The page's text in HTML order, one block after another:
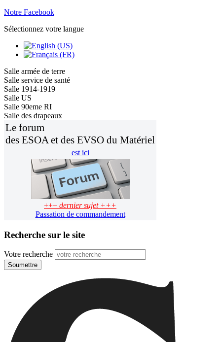
Notre Facebook
Sélectionnez votre langue
Salle armée de terre
Salle service de santé
Salle 1914-1919
Salle US
Salle 90eme RI
Salle des drapeaux
Le forum
des ESOA et des EVSO du Matériel
est ici
+++ dernier sujet +++
Passation de commandement
Recherche sur le site
Votre recherche
Soumettre